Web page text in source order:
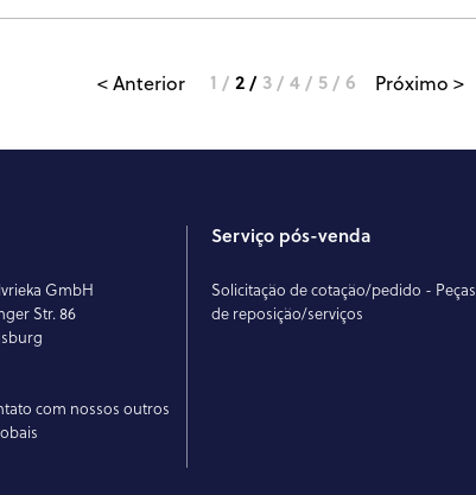
< Anterior 1 2 3 4 5 6 Próximo >
GmbH
Str. 86
com nossos outros
Serviço pós-venda
Solicitação de cotação/pedido - Peças
de reposição/serviços